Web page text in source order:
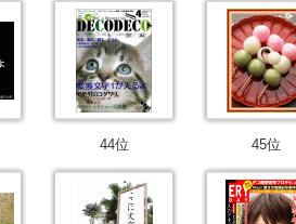
44位 45位